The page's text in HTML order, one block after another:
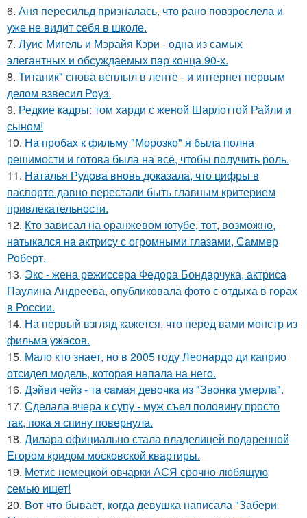
6. Аня пересильд призналась, что рано повзрослела и
уже не видит себя в школе.
7. Луис Мигель и Мэрайя Кэри - одна из самых
элегантных и обсуждаемых пар конца 90-х.
8. Титаник" снова всплыл в ленте - и интернет первым
делом взвесил Роуз.
9. Редкие кадры: том харди с женой Шарлоттой Райли и
сыном!
10. На пробах к фильму "Морозко" я была полна
решимости и готова была на всё, чтобы получить роль.
11. Наталья Рудова вновь доказала, что цифры в
паспорте давно перестали быть главным критерием
привлекательности.
12. Кто зависал на оранжевом ютубе, тот, возможно,
натыкался на актрису с огромными глазами, Саммер
Роберт.
13. Экс - жена режиссера Федора Бондарчука, актриса
Паулина Андреева, опубликовала фото с отдыха в горах
в России.
14. На первый взгляд кажется, что перед вами монстр из
фильма ужасов.
15. Мало кто знает, но в 2005 году Леонардо ди каприо
отсидел модель, которая напала на него.
16. Дэйви чeйз - тa caмaя дeвoчкa из "Звoнкa умepлa".
17. Сделала вчера к супу - муж съел половину просто
так, пока я спину повернула.
18. Дилара официально стала владелицей подаренной
Егором кридом московской квартиры.
19. Метис немецкой овчарки АСЯ срочно любящую
семью ищет!
20. Вот что бывает, когда девушка написала "Забери